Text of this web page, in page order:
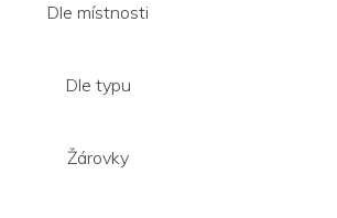
Dle místnosti
Dle typu
Žárovky